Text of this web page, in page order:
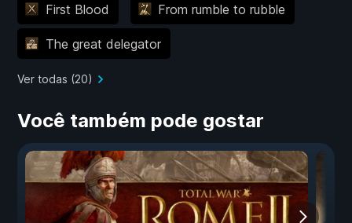
First Blood From rumble to rubble
The great delegator
Ver todas (20)
Você também pode gostar